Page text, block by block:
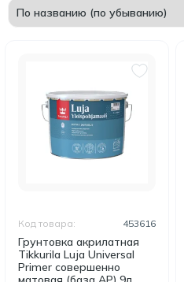
Грунтовка акрилатная
Tikkurila Luja Universal
Primer совершенно
Код товара: 453616